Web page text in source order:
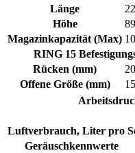
Länge
Höhe
Magazinkapazität (Max)
RING 15
Rücken (mm)
Offene Größe (mm)
15
Luftverbrauch, Liter pro
Geräuschkennwerte